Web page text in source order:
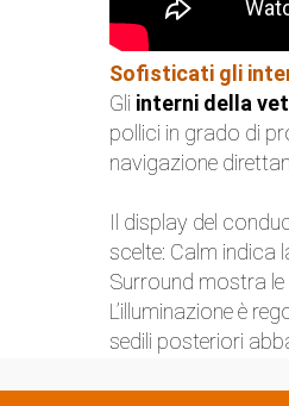
Sofisticati gli
Gli interni della
pollici in grado di
navigazione
Il display del
scelte: Calm indica
Surround mostra
L’illuminazione è
sedili posteriori